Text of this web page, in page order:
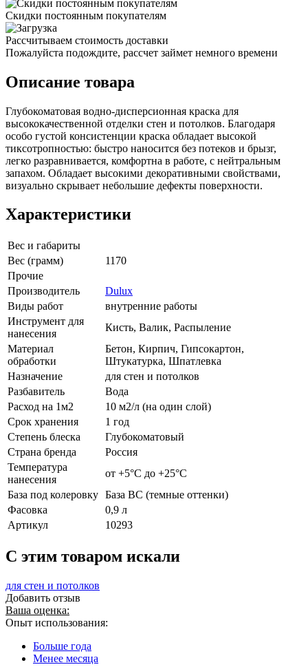
Скидки постоянным покупателям
Рассчитываем стоимость доставки
Пожалуйста подождите, рассчет займет немного времени
Описание товара
Глубокоматовая водно-дисперсионная краска для
высококачественной отделки стен и потолков. Благодаря
особо густой консистенции краска обладает высокой
тиксотропностью: быстро наносится без потеков и брызг,
легко разравнивается, комфортна в работе, с нейтральным
запахом. Обладает высокими декоративными свойствами,
визуально скрывает небольшие дефекты поверхности.
Характеристики
Вес и габариты
Вес (грамм)
1170
Прочие
Производитель
Dulux
Виды работ
внутренние работы
Инструмент для
нанесения
Кисть, Валик, Распыление
Материал
обработки
Бетон, Кирпич, Гипсокартон,
Штукатурка, Шпатлевка
Назначение
для стен и потолков
Разбавитель
Вода
Расход на 1м2
10 м2/л (на один слой)
Срок хранения
1 год
Степень блеска
Глубокоматовый
Страна бренда
Россия
Температура
нанесения
от +5°С до +25°С
База под колеровку База BС (темные оттенки)
Фасовка
0,9 л
Артикул
10293
C этим товаром искали
для стен и потолков
Добавить отзыв
Ваша оценка:
Опыт использования:
Больше года
Менее месяца